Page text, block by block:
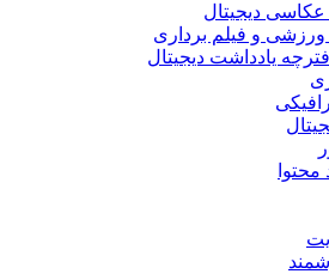
عکاسی دیجیتال
ورزشی و فیلم برداری
یادداشت دیجیتال
محتوا